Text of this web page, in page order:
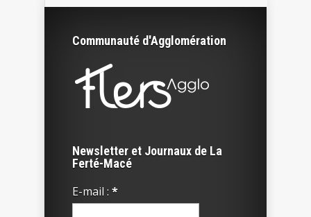
Communauté d'Agglomération
Newsletter et Journaux de La
Ferté-Macé
E-mail : *